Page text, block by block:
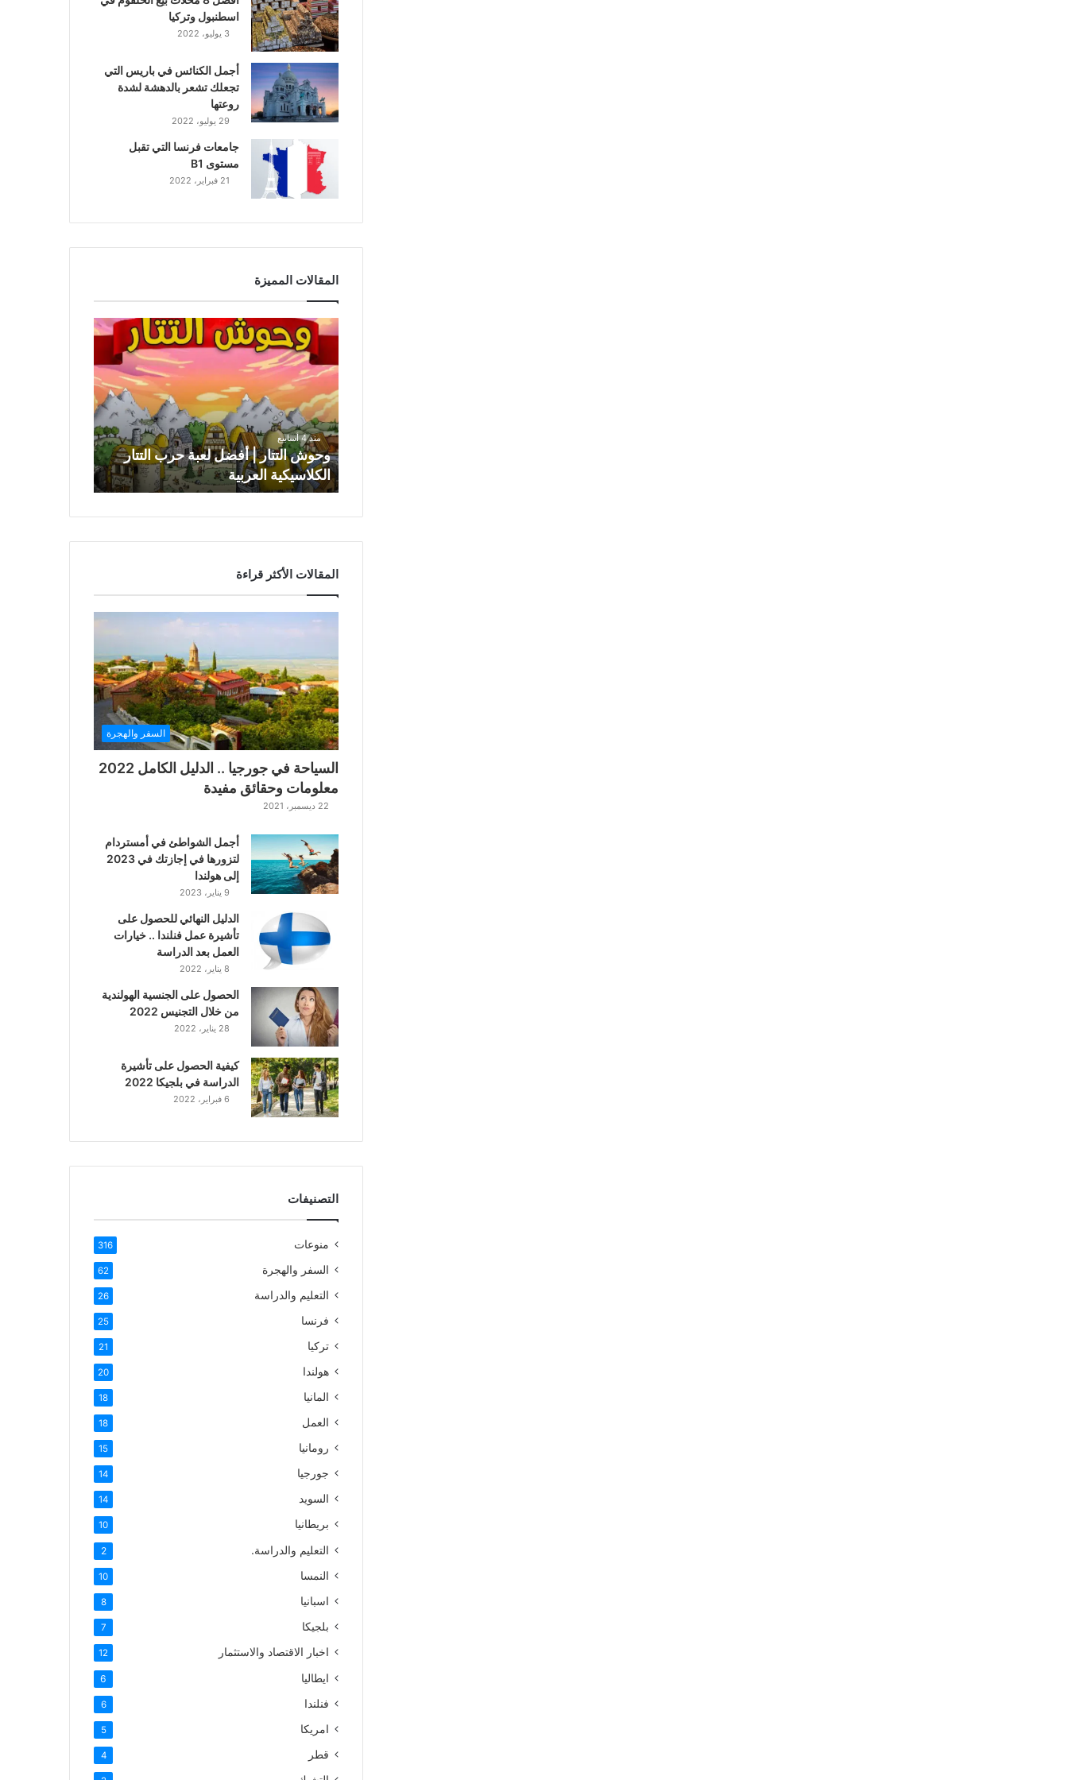
اسطنبول وتركيا
3 يوليو، 2022
أجمل الكنائس في باريس التي
تجعلك تشعر بالدهشة لشدة
روعتها
29 يوليو، 2022
جامعات فرنسا التي تقبل
مستوى B1
21 فبراير، 2022
المقالات المميزة
و
ش
ا
ت
ت
ا
ر
|
ض
ل
ع
ب
ر
ب
ا
ل
ت
ت
ا
ر
ا
ل
ا
س
ي
ع
ر
ب
ي
ة
منذ 4 أسابيع
وحوش التتار | أفضل لعبة حرب التتار
الكلاسيكية العربية
المقالات الأكثر قراءة
السفر والهجرة
السياحة في جورجيا .. الدليل الكامل 2022
معلومات وحقائق مفيدة
22 ديسمبر، 2021
أجمل الشواطئ في أمستردام
لتزورها في إجازتك في 2023
إلى هولندا
9 يناير، 2023
الدليل النهائي للحصول على
تأشيرة عمل فنلندا .. خيارات
العمل بعد الدراسة
8 يناير، 2022
الحصول على الجنسية الهولندية
من خلال التجنيس 2022
28 يناير، 2022
كيفية الحصول على تأشيرة
الدراسة في بلجيكا 2022
6 فبراير، 2022
التصنيفات
منوعات 316
السفر والهجرة 62
التعليم والدراسة 26
فرنسا 25
تركيا 21
هولندا 20
المانيا 18
العمل 18
رومانيا 15
جورجيا 14
السويد 14
بريطانيا 10
التعليم والدراسة. 2
النمسا 10
اسبانيا 8
بلجيكا 7
اخبار الاقتصاد والاستثمار 12
ايطاليا 6
فنلندا 6
امريكا 5
قطر 4